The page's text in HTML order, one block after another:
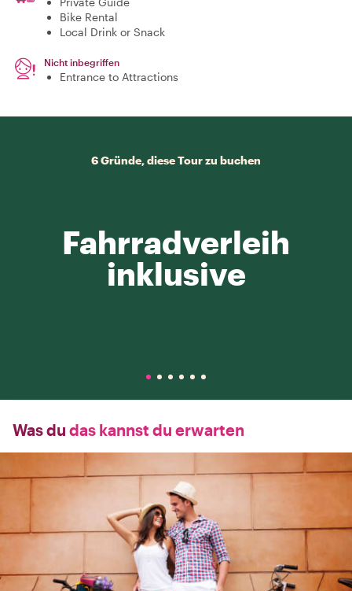
Bike Rental
Local Drink or Snack
Nicht inbegriffen
Entrance to Attractions
6 Gründe, diese Tour zu buchen
Fahrradverleih
inklusive
Was du das kannst du erwarten